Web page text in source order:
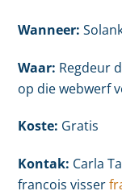
Wanneer:
Waar: Regdeur
op die webwerf
Koste: Gratis
Kontak: Carla
francois visser